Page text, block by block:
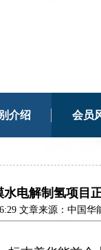
介绍 会员
电解制氢项目
文章来源：中国华